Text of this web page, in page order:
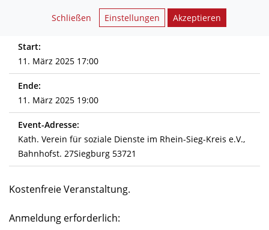
Start:
11. März 2025 17:00
Ende:
11. März 2025 19:00
Event-Adresse:
Kath. Verein für soziale Dienste im Rhein-Sieg-Kreis e.V.,
Bahnhofst. 27Siegburg 53721
Kostenfreie Veranstaltung.
Anmeldung erforderlich:
Schließen Einstellungen Akzeptieren